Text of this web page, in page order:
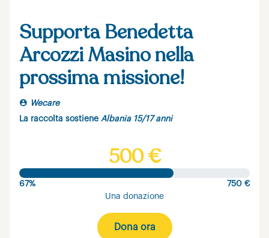
Supporta Benedetta
Arcozzi Masino nella
prossima missione!
Wecare
La raccolta sostiene Albania 15/17 anni
500 €
67%
750 €
Una donazione
Dona ora